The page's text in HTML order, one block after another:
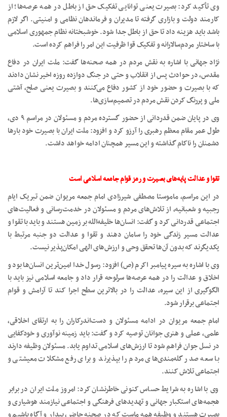
وی تأکید کرد: بصیرت یعنی توانایی تفکیک حق از باطل در همه عرصه‌ها؛ از
کارمند دولت و بازاری گرفته تا مدیران و فرماندهان نظامی و امنیتی. اگر لازم
باشد باید هزینه داد تا حق از باطل جدا شود. خوشبختانه نظام جمهوری اسلامی
با ساختار مردم‌سالارانه و تفکیک قوا ظرفیت این امر را فراهم کرده است.
نژاد جهانی با اشاره به نقش مردم در همه صحنه‌ها گفت: ملت ایران در دفاع
مقدس، در حوادث پس از انقلاب و حتی در جنگ دوازده روزه اخیر نشان دادند
که با بصیرت و حضور خود از کشور دفاع می‌کنند و بصیرت یعنی صلح، آشتی
ملی و پررنگ کردن نقش مردم در تصمیم‌سازی‌ها.
وی در پایان ضمن قدردانی از حضور گسترده مردم و مسئولان در مراسم ۹ دی،
طول عمر مقام معظم رهبری را آرزو کرد و افزود: ملت ایران با بصیرت خود بارها
دشمنان را ناکام گذاشته و این مسیر همچنان ادامه خواهد داشت.
تقوا و عدالت پایه‌های بصیرت و رمز قوام جامعه اسلامی است
در این مراسم، ماموستا مصطفی شیرزادی امام جمعه مریوان ضمن تبریک ایام
رجبیه و شعبانیه، از تلاش‌های مردم و مسئولان در خدمت‌رسانی و فعالیت‌های
اجتماعی قدردانی کرد و گفت: انسان‌ها خلیفه‌الله بر زمین هستند و باید با تقوا و
عدالت مسیر زندگی خود را سامان دهند و تقوا و عدالت دو جنبه مرتبط با
یکدیگرند که بدون آن‌ها تحقق وحی و ارزش‌های الهی امکان‌پذیر نیست.
وی با اشاره به سیره پیامبر اکرم (ص) افزود: رسول خدا امین‌ترین انسان‌ها بود و
اخلاق و عدالت را در همه عرصه‌ها سرلوحه قرار داد و جامعه اسلامی نیز باید با
الگوگیری از این سیره، عدالت را در بالاترین سطح اجرا کند تا آرامش و قوام
اجتماعی برقرار شود.
امام جمعه مریوان در ادامه مسئولان و دست‌اندرکاران را به ارتقای اخلاقی،
علمی، عملی و هنری جوانان توصیه کرد و گفت: باید زمینه نوآوری و خودکفایی
در نسل جوان فراهم شود تا ارزش‌های اسلامی تداوم یابد. مسئولان وظیفه دارند
با سعه صدر گله‌مندی‌های مردم را بپذیرند و برای رفع مشکلات معیشتی و
اجتماعی تلاش کنند.
وی با اشاره به شرایط حساس کنونی خاطرنشان کرد: امروز ملت ایران در برابر
هجمه‌های استکبار جهانی و تهدیدهای فرهنگی و اجتماعی نیازمند هوشیاری و